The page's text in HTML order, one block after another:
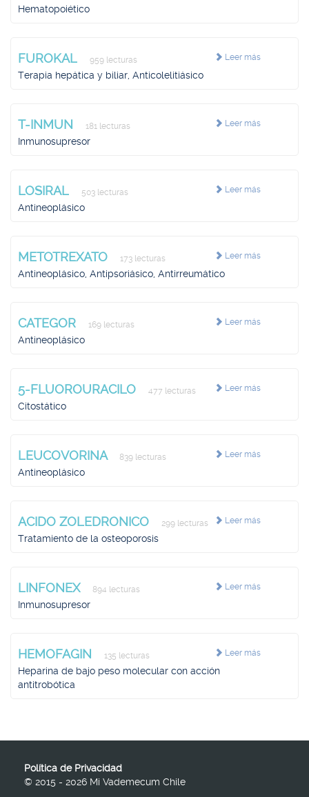
Hematopoiético
Leer más
FUROKAL 959 lecturas
Terapia hepática y biliar, Anticolelitiásico
Leer más
T-INMUN 181 lecturas
Inmunosupresor
Leer más
LOSIRAL 503 lecturas
Antineoplásico
Leer más
METOTREXATO 173 lecturas
Antineoplásico, Antipsoriásico, Antirreumático
Leer más
CATEGOR 169 lecturas
Antineoplásico
Leer más
5-FLUOROURACILO 477 lecturas
Citostático
Leer más
LEUCOVORINA 839 lecturas
Antineoplásico
Leer más
ACIDO ZOLEDRONICO 299 lecturas
Tratamiento de la osteoporosis
Leer más
LINFONEX 894 lecturas
Inmunosupresor
Leer más
HEMOFAGIN 135 lecturas
Heparina de bajo peso molecular con acción
antitrobótica
Política de Privacidad
© 2015 - 2026 Mi Vademecum Chile